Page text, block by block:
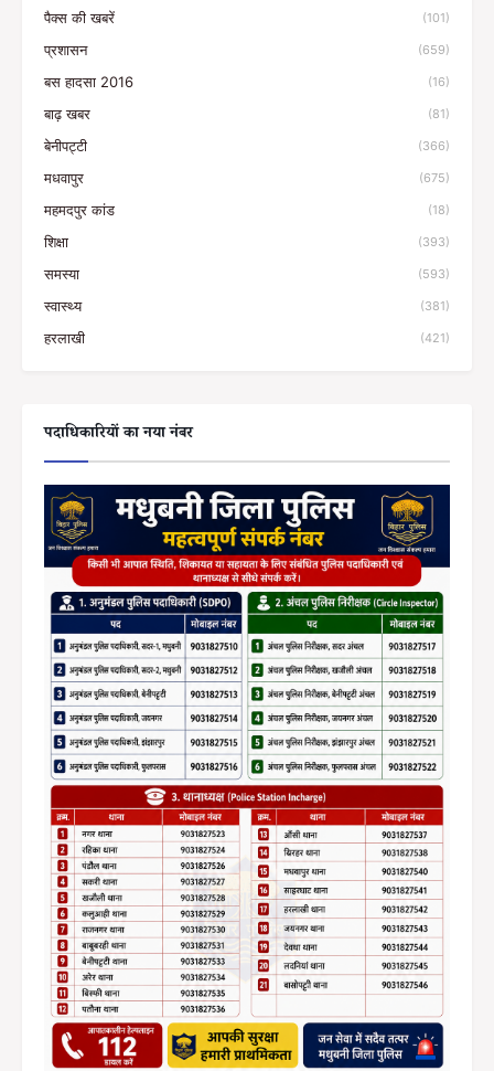
पैक्स की खबरें (101)
प्रशासन (659)
बस हादसा 2016 (16)
बाढ़ खबर (81)
बेनीपट्टी (366)
मधवापुर (675)
महमदपुर कांड (18)
शिक्षा (393)
समस्या (593)
स्वास्थ्य (381)
हरलाखी (421)
पदाधिकारियों का नया नंबर